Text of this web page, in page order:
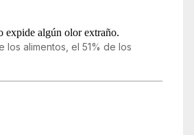
alimentos, el 51% de los